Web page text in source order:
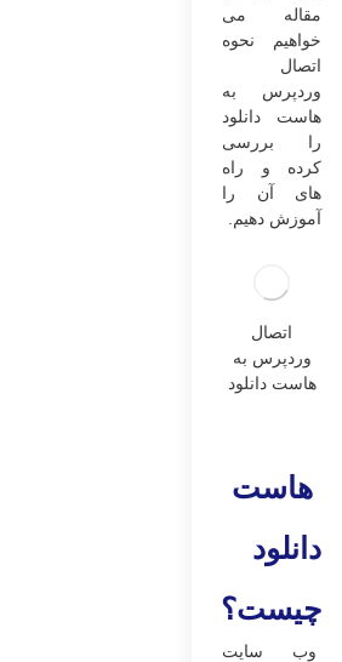
مقاله می
‌خواهیم نحوه
اتصال
وردپرس به
هاست دانلود
را بررسی
کرده و راه
‌های آن را
آموزش دهیم.
اتصال
وردپرس به
هاست دانلود
هاست
دانلود
چیست؟
وب‌ سایت